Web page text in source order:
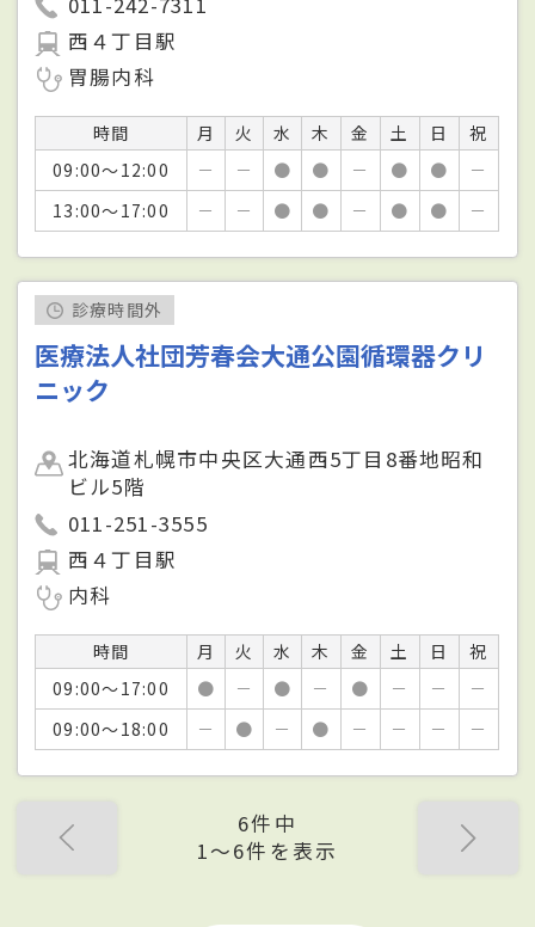
西４丁目駅
胃腸内科
時間 月 火 水 木 金 土 日
祝
09:00～12:00
－ － ● ● － ● ●
－
13:00～17:00
－ － ● ● － ● ● －
診療時間外
医療法人社団芳春会大通公園循環器クリ
ニック
北海道札幌市中央区大通西5丁目8番地昭和
ビル5階
011-251-3555
西４丁目駅
内科
時間 月 火 水 木 金 土 日
祝
09:00～17:00
● － ● － ● － －
－
09:00～18:00
－ ● － ● － － － －
6件中
1〜6件を表示